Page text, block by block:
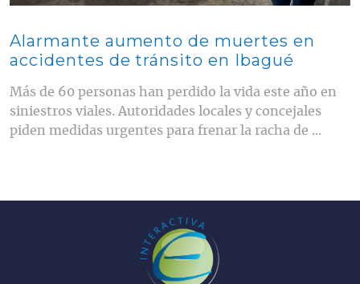
Alarmante aumento de muertes en
accidentes de tránsito en Ibagué
Más de 60 personas han perdido la vida este año en
siniestros viales. Autoridades locales y concejales
piden medidas urgentes para frenar la racha de ...